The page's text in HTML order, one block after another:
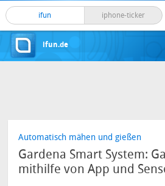
ifun iphone-ticker
ifun.de
Automatisch mähen und gießen
Gardena Smart System:
mithilfe von App und